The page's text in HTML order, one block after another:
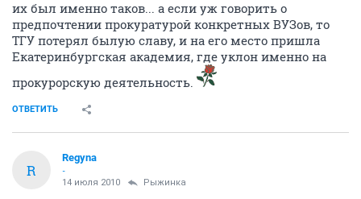
их был именно таков... а если уж говорить о
предпочтении прокуратурой конкретных ВУЗов, то
ТГУ потерял былую славу, и на его место пришла
Екатеринбургская академия, где уклон именно на
прокурорскую деятельность.
ОТВЕТИТЬ
R
Regyna
-
14 июля 2010 Рыжинка